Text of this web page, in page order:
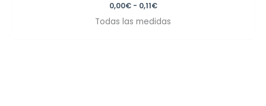
0,00€ - 0,11€
Todas las medidas